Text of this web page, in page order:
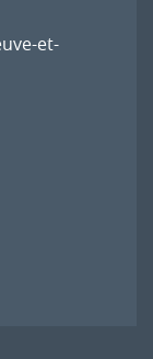
et-